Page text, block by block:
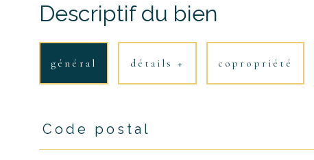
Descriptif du bien
général détails + copropriété
TRAD_PAMPERO_Caracteristique
Code postal